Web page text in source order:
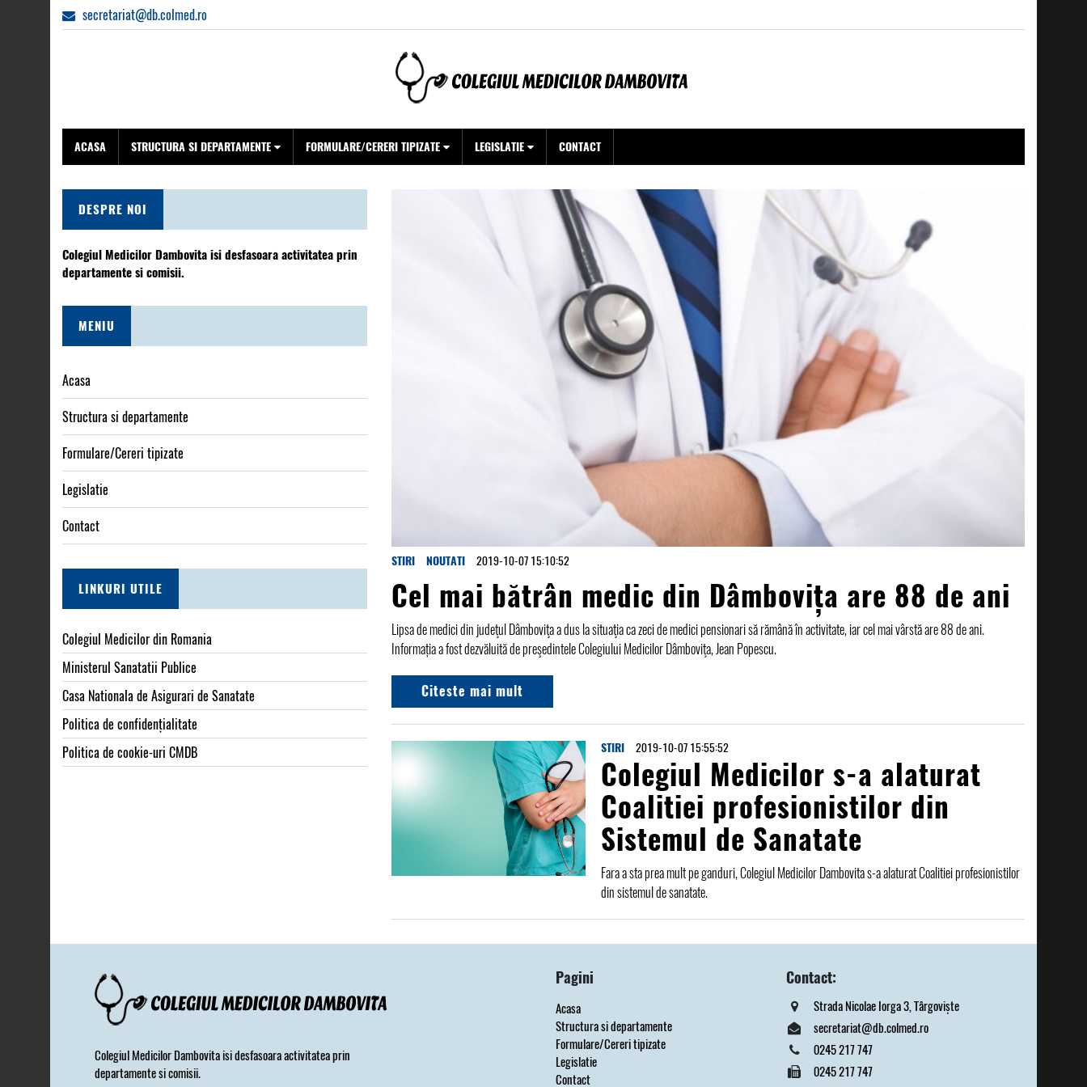
secretariat@db.colmed.ro
ACASA STRUCTURA SI DEPARTAMENTE FORMULARE/CERERI TIPIZATE LEGISLATIE CONTACT
DESPRE NOI
Colegiul Medicilor Dambovita isi desfasoara activitatea prin
departamente si comisii.
MENIU
Acasa
Structura si departamente
Formulare/Cereri tipizate
Legislatie
Contact
LINKURI UTILE
Colegiul Medicilor din Romania
Ministerul Sanatatii Publice
Casa Nationala de Asigurari de Sanatate
Politica de confidențialitate
Politica de cookie-uri CMDB
STIRI NOUTATI 2019-10-07 15:10:52
Cel mai bătrân medic din Dâmbovița are 88 de ani
Lipsa de medici din judeţul Dâmboviţa a dus la situaţia ca zeci de medici pensionari să rămână în activitate, iar cel mai vârstă are 88 de ani.
Informația a fost dezvăluită de preşedintele Colegiului Medicilor Dâmboviţa, Jean Popescu.
Citeste mai mult
STIRI 2019-10-07 15:55:52
Colegiul Medicilor s-a alaturat
Coalitiei profesionistilor din
Sistemul de Sanatate
Fara a sta prea mult pe ganduri, Colegiul Medicilor Dambovita s-a alaturat Coalitiei profesionistilor
din sistemul de sanatate.
Colegiul Medicilor Dambovita isi desfasoara activitatea prin
departamente si comisii.
Pagini
Acasa
Structura si departamente
Formulare/Cereri tipizate
Legislatie
Contact
Contact:
Strada Nicolae Iorga 3, Târgoviște
secretariat@db.colmed.ro
0245 217 747
0245 217 747